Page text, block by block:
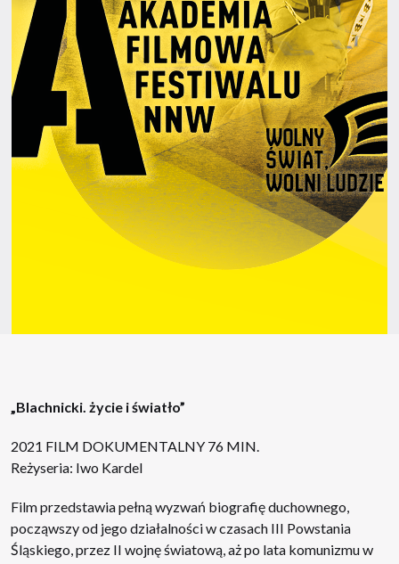
„Blachnicki. życie i światło”
2021 FILM DOKUMENTALNY 76 MIN.
Reżyseria: Iwo Kardel
Film przedstawia pełną wyzwań biografię duchownego,
począwszy od jego działalności w czasach III Powstania
Śląskiego, przez II wojnę światową, aż po lata komunizmu w